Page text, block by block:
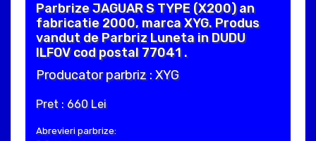
Parbrize JAGUAR S TYPE (X200) an
fabricatie 2000, marca XYG. Produs
vandut de Parbriz Luneta in DUDU
ILFOV cod postal 77041 .
Producator parbriz : XYG
Pret : 660 Lei
Abrevieri parbrize: